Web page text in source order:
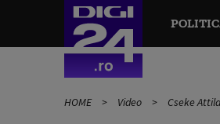
HOME Video Cseke